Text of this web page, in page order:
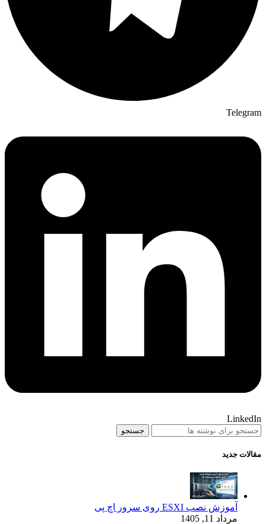
Telegram
LinkedIn
جستجو
مقالات جدید
آموزش نصب ESXI روی سرور اچ پی
مرداد 11, 1405